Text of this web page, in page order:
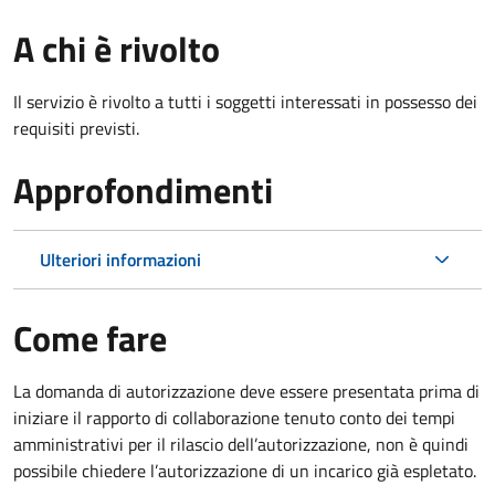
A chi è rivolto
Il servizio è rivolto a tutti i soggetti interessati in possesso dei
requisiti previsti.
Approfondimenti
Ulteriori informazioni
Come fare
La domanda di autorizzazione deve essere presentata prima di
iniziare il rapporto di collaborazionetenuto conto dei tempi
amministrativi per il rilascio dell’autorizzazione, non è quindi
possibile chiedere l’autorizzazione di un incarico già espletato.